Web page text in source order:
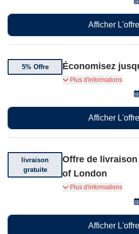
Afficher L'offre
5% Offre Économisez
Bénéficiez de 5% de
sur votre première
Plus d'informations
Afficher L'offre
livraison
gratuite
Offre de
of London
Livraison gratuite pour
Plus d'informations
Afficher L'offre